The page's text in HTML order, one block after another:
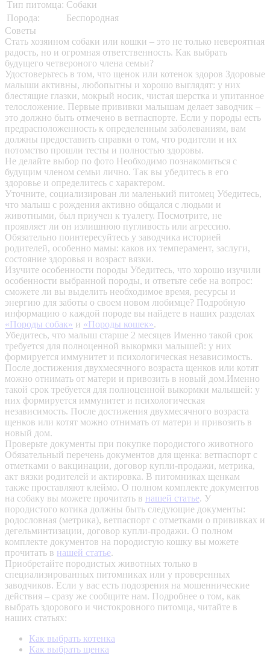
Тип питомца: Собаки
Порода:
Беспородная
Советы
Стать хозяином собаки или кошки – это не только невероятная
радость, но и огромная ответственность. Как выбрать
будущего четвероного члена семьи?
Удостоверьтесь в том, что щенок или котенок здоров Здоровые
малыши активны, любопытны и хорошо выглядят: у них
блестящие глазки, мокрый носик, чистая шерстка и упитанное
телосложение. Первые прививки малышам делает заводчик –
это должно быть отмечено в ветпаспорте. Если у породы есть
предрасположенность к определенным заболеваниям, вам
должны предоставить справки о том, что родители и их
потомство прошли тесты и полностью здоровы.
Не делайте выбор по фото Необходимо познакомиться с
будущим членом семьи лично. Так вы убедитесь в его
здоровье и определитесь с характером.
Уточните, социализирован ли маленький питомец Убедитесь,
что малыш с рождения активно общался с людьми и
животными, был приучен к туалету. Посмотрите, не
проявляет ли он излишнюю пугливость или агрессию.
Обязательно поинтересуйтесь у заводчика историей
родителей, особенно мамы: каков их темперамент, заслуги,
состояние здоровья и возраст вязки.
Изучите особенности породы Убедитесь, что хорошо изучили
особенности выбранной породы, и ответьте себе на вопрос:
сможете ли вы выделить необходимое время, ресурсы и
энергию для заботы о своем новом любимце? Подробную
информацию о каждой породе вы найдете в наших разделах
«Породы собак» и «Породы кошек».
Убедитесь, что малыш старше 2 месяцев Именно такой срок
требуется для полноценной выкормки малышей: у них
формируется иммунитет и психологическая независимость.
После достижения двухмесячного возраста щенков или котят
можно отнимать от матери и привозить в новый дом.Именно
такой срок требуется для полноценной выкормки малышей: у
них формируется иммунитет и психологическая
независимость. После достижения двухмесячного возраста
щенков или котят можно отнимать от матери и привозить в
новый дом.
Проверьте документы при покупке породистого животного
Обязательный перечень документов для щенка: ветпаспорт с
отметками о вакцинации, договор купли-продажи, метрика,
акт вязки родителей и актировка. В питомниках щенкам
также проставляют клеймо. О полном комплекте документов
на собаку вы можете прочитать в нашей статье. У
породистого котика должны быть следующие документы:
родословная (метрика), ветпаспорт с отметками о прививках и
дегельминтизации, договор купли-продажи. О полном
комплекте документов на породистую кошку вы можете
прочитать в нашей статье.
Приобретайте породистых животных только в
специализированных питомниках или у проверенных
заводчиков. Если у вас есть подозрения на мошеннические
действия – сразу же сообщите нам. Подробнее о том, как
выбрать здорового и чистокровного питомца, читайте в
наших статьях:
Как выбрать котенка
Как выбрать щенка